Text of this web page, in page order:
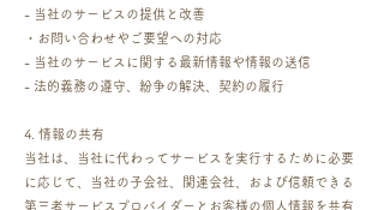
- 当社のサービスの提供と改善
・お問い合わせやご要望への対応
- 当社のサービスに関する最新情報や情報の送信
- 法的義務の遵守、紛争の解決、契約の履行
4. 情報の共有
当社は、当社に代わってサービスを実行するために必要
に応じて、当社の子会社、関連会社、および信頼できる
第三者サービスプロバイダーとお客様の個人情報を共有